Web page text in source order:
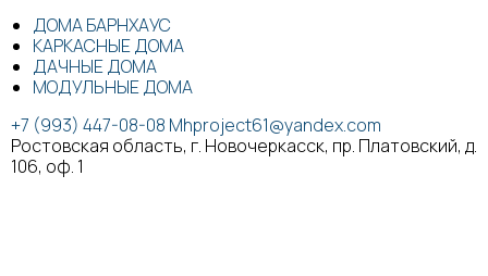
ДОМА БАРНХАУС
КАРКАСНЫЕ ДОМА
ДАЧНЫЕ ДОМА
МОДУЛЬНЫЕ ДОМА
+7 (993) 447-08-08 Mhproject61@yandex.com
Ростовская область, г. Новочеркасск, пр. Платовский, д.
106, оф. 1